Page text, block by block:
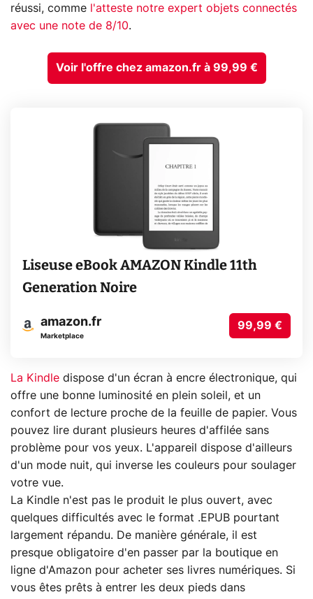
réussi, comme
l'atteste notre expert objets connectés
avec une note de 8/10.
Voir l'offre chez amazon.fr à 99,99 €
Liseuse eBook AMAZON Kindle 11th
Generation Noire
amazon.fr
Marketplace
99,99 €
La Kindle dispose d'un écran à encre électronique, qui
offre une bonne luminosité en plein soleil, et un
confort de lecture proche de la feuille de papier. Vous
pouvez lire durant plusieurs heures d'affilée sans
problème pour vos yeux. L'appareil dispose d'ailleurs
d'un mode nuit, qui inverse les couleurs pour soulager
votre vue.
La Kindle n'est pas le produit le plus ouvert, avec
quelques difficultés avec le format .EPUB pourtant
largement répandu. De manière générale, il est
presque obligatoire d'en passer par la boutique en
ligne d'Amazon pour acheter ses livres numériques. Si
vous êtes prêts à entrer les deux pieds dans